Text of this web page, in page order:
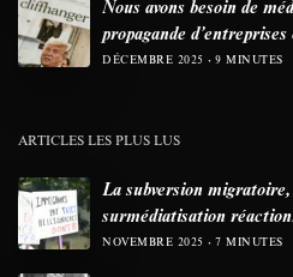
Nous avons besoin de
propagande
DÉCEMBRE 2025 9 MINUTES
ARTICLES LES PLUS LUS
La subversion
surmédiatisation
NOVEMBRE 2025 7 MINUTES